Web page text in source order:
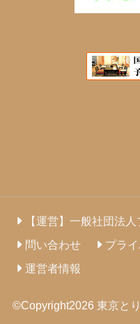
【運営】一般社団法
問い合わせ
プラ
運営者情報
©Copyright2026 東京と